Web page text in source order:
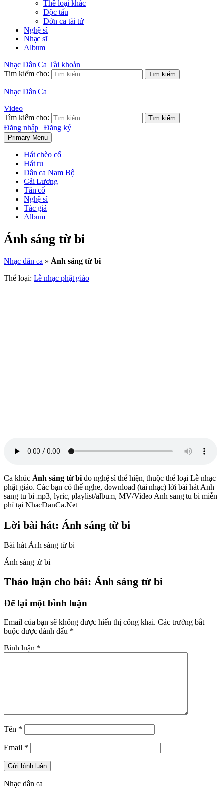
Thể loại khác
Độc tấu
Đờn ca tài tử
Nghệ sĩ
Nhạc sĩ
Album
Nhạc Dân Ca Tài khoản
Tìm kiếm cho:
Nhạc Dân Ca
Video
Tìm kiếm cho:
Đăng nhập | Đăng ký
Primary Menu
Hát chèo cổ
Hát ru
Dân ca Nam Bộ
Cải Lương
Tân cổ
Nghệ sĩ
Tác giả
Album
Ánh sáng từ bi
Nhạc dân ca » Ánh sáng từ bi
Thể loại: Lễ nhạc phật giáo
Ca khúc Ánh sáng từ bido nghệ sĩthể hiện, thuộc thể loại Lễ nhạc
phật giáo. Các bạn có thể nghe, download (tải nhạc) lời bài hát Anh
sang tu bi mp3, lyric, playlist/album, MV/Video Anh sang tu bi miễn
phí tại NhacDanCa.Net
Lời bài hát: Ánh sáng từ bi
Bài hát Ánh sáng từ bi
Ánh sáng từ bi
Thảo luận cho bài: Ánh sáng từ bi
Để lại một bình luận
Email của bạn sẽ không được hiển thị công khai. Các trường bắt
buộc được đánh dấu *
Bình luận *
Tên *
Email *
Nhạc dân ca